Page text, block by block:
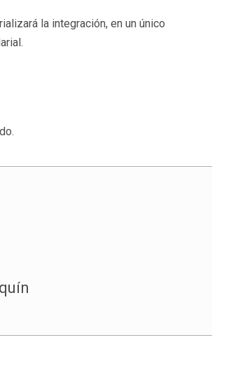
la integración, en un único